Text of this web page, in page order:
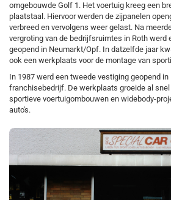
omgebouwde Golf 1. Het voertuig kreeg een
plaatstaal. Hiervoor werden de zijpanelen
verbreed en vervolgens weer gelast. Na
vergroting van de bedrijfsruimtes in Roth werd
geopend in Neumarkt/Opf. In datzelfde jaar
ook een werkplaats voor de montage van
In 1987 werd een tweede vestiging geopend
franchisebedrijf. De werkplaats groeide al
sportieve voertuigombouwen en widebody-
auto's.